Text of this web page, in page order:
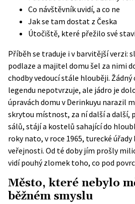
Co návštěvník uvidí, a co ne
Jak se tam dostat z Česka
Útočiště, které přežilo své
Příběh se traduje i v barvitější verzi:
podlaze a majitel domu šel za nimi
chodby vedoucí stále hlouběji.
legendu nepotvrzuje, ale jádro je
úpravách domu v Derinkuyu narazil
skrytou místnost, za ní další a další,
sálů, stájí a kostelů sahající do
roky nato, v roce 1965, turecké
veřejnosti. Od té doby jím prošly
vidí pouhý zlomek toho, co pod
Město, které nebylo
běžném smyslu